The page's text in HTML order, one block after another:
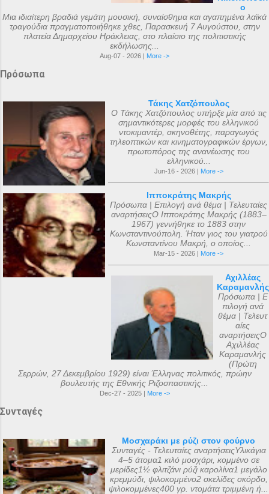
ο
Μια ιδιαίτερη βραδιά γεμάτη μουσική, συναίσθημα και αγαπημένα λαϊκά
τραγούδια πραγματοποιήθηκε χθες, Παρασκευή 7 Αυγούστου, στην
πλατεία Δημαρχείου Ηράκλειας, στο πλαίσιο της πολιτιστικής
εκδήλωσης...
Aug-07 - 2026 | More ->
Πρόσωπα
Τάκης Χατζόπουλος
Ο Τάκης Χατζόπουλος υπήρξε μία από τις
σημαντικότερες μορφές του ελληνικού
ντοκιμαντέρ, σκηνοθέτης, παραγωγός
τηλεοπτικών και κινηματογραφικών έργων,
πρωτοπόρος της ανανέωσης του
ελληνικού...
Jun-16 - 2026 | More ->
Ιπποκράτης Μακρής
Πρόσωπα | Επιλογή ανά θέμα | Τελευταίες
αναρτήσειςΟ Ιπποκράτης Μακρής (1883–
1967) γεννήθηκε το 1883 στην
Κωνσταντινούπολη. Ήταν γιος του γιατρού
Κωνσταντίνου Μακρή, ο οποίος...
Mar-15 - 2026 | More ->
Αχιλλέας
Καραμανλής
Πρόσωπα | Ε
πιλογή ανά
θέμα | Τελευτ
αίες
αναρτήσειςΟ
Αχιλλέας
Καραμανλής
(Πρώτη
Σερρών, 27 Δεκεμβρίου 1929) είναι Έλληνας πολιτικός, πρώην
βουλευτής της Εθνικής Ριζοσπαστικής...
Dec-27 - 2025 | More ->
Συνταγές
Μοσχαράκι με ρύζι στον φούρνο
Συνταγές - Τελευταίες αναρτήσειςΥλικάγια
4–5 άτομα1 κιλό μοσχάρι, κομμένο σε
μερίδες1½ φλιτζάνι ρύζι καρολίνα1 μεγάλο
κρεμμύδι, ψιλοκομμένο2 σκελίδες σκόρδο,
ψιλοκομμένες400 γρ. ντομάτα τριμμένη ή...